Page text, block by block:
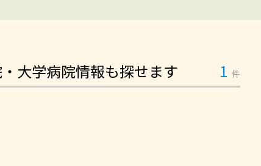
大学病院情報も探せます 1 件